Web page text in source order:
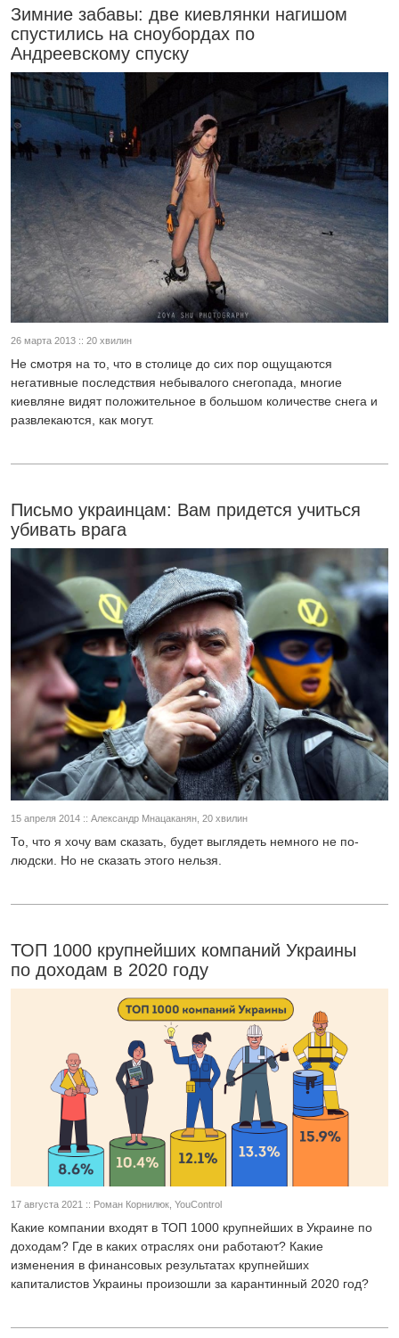
Зимние забавы: две киевлянки нагишом
спустились на сноубордах по
Андреевскому спуску
26 марта 2013 :: 20 хвилин
Не смотря на то, что в столице до сих пор ощущаются
негативные последствия небывалого снегопада, многие
киевляне видят положительное в большом количестве снега и
развлекаются, как могут.
Письмо украинцам: Вам придется учиться
убивать врага
15 апреля 2014 :: Александр Мнацаканян, 20 хвилин
То, что я хочу вам сказать, будет выглядеть немного не по-
людски. Но не сказать этого нельзя.
ТОП 1000 крупнейших компаний Украины
по доходам в 2020 году
17 августа 2021 :: Роман Корнилюк, YouControl
Какие компании входят в ТОП 1000 крупнейших в Украине по
доходам? Где в каких отраслях они работают? Какие
изменения в финансовых результатах крупнейших
капиталистов Украины произошли за карантинный 2020 год?